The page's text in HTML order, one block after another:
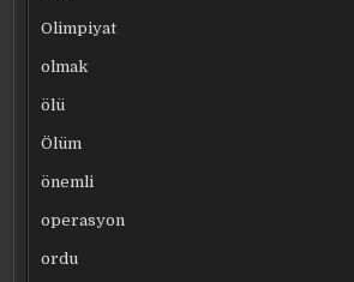
Olimpiyat
olmak
ölü
Ölüm
önemli
operasyon
ordu